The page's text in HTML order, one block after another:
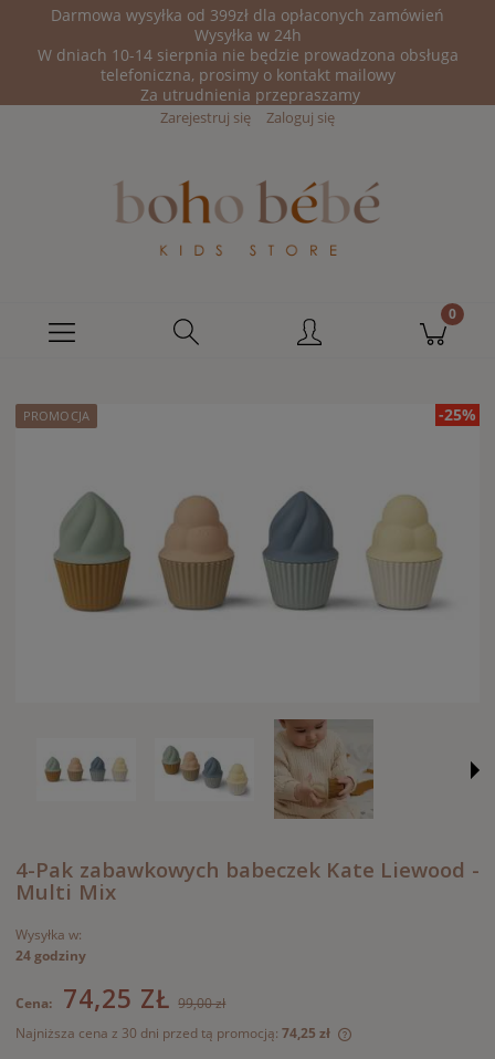
Darmowa wysyłka od 399zł dla opłaconych zamówień
Wysyłka w 24h
W dniach 10-14 sierpnia nie będzie prowadzona obsługa
telefoniczna, prosimy o kontakt mailowy
Za utrudnienia przepraszamy
Zarejestruj się Zaloguj się
PROMOCJA -25%
4-Pak zabawkowych babeczek Kate Liewood -
Multi Mix
Wysyłka w:
24 godziny
Cena: 74,25 ZŁ 99,00 zł
Najniższa cena z 30 dni przed tą promocją: 74,25 zł